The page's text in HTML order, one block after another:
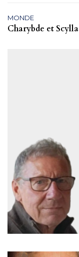
MONDE
Charybde et Scylla